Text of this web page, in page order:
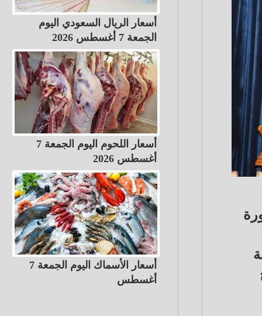
أسعار الريال السعودي اليوم
الجمعة 7 أغسطس 2026
أسعار اللحوم اليوم الجمعة 7
أغسطس 2026
أسعار الأسماك اليوم الجمعة 7
أغسطس